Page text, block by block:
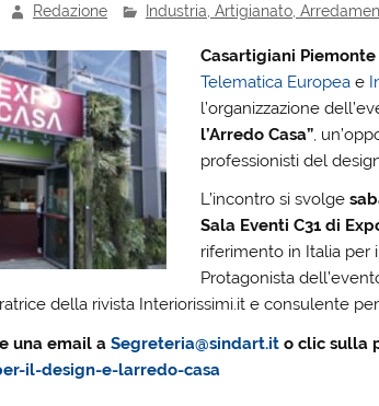
Redazione Industria, Artigianato,
Casartigiani Piemonte
Telematica Europeae
l’organizzazione
l’Arredo Casa”,
professionisti del
L’incontro si svolge
Sala Eventi C31 di
riferimento in Italia per
Protagonista
della rivista Interiorissimi.it e consulente
una email aSegreteria@sindart.it o clic sulla
il-design-e-larredo-casa